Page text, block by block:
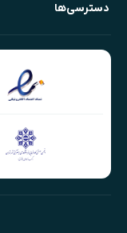
دسترسی‌ها